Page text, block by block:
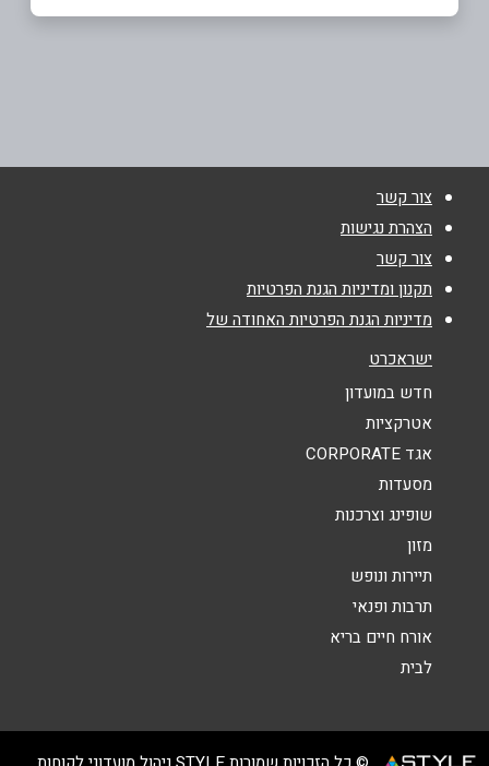
נושא*
אנא חזרו אלי בקשר ל...
צור קשר
הצהרת נגישות
צור קשר
תקנון ומדיניות הגנת הפרטיות
מדיניות הגנת הפרטיות האחודה של
ישראכרט
חדש במועדון
אטרקציות
אגד CORPORATE
מסעדות
שופינג וצרכנות
מזון
תיירות ונופש
תרבות ופנאי
אורח חיים בריא
לבית